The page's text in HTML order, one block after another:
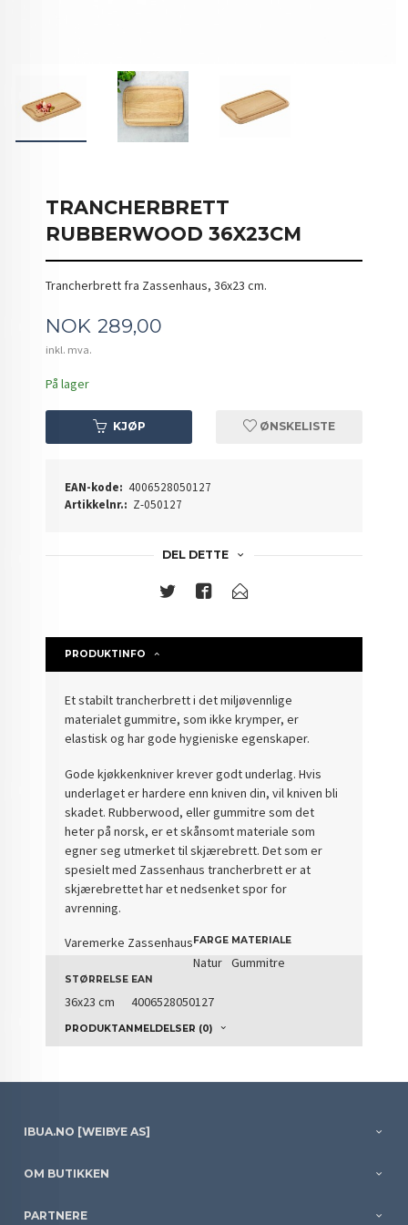
TRANCHERBRETT
RUBBERWOOD 36X23CM
Trancherbrett fra Zassenhaus, 36x23 cm.
Pris
NOK 289,00
inkl. mva.
På lager
KJØP ØNSKELISTE
EAN-kode: 4006528050127
Artikkelnr.: Z-050127
DEL DETTE
PRODUKTINFO
Et stabilttrancherbretti det miljøvennlige
materialet gummitre, som ikke krymper, er
elastisk og har gode hygieniske egenskaper.
Gode ​​kjøkkenkniver krever godt underlag. Hvis
underlaget er hardere enn kniven din, vil kniven bli
skadet. Rubberwood, eller gummitre som det
heter på norsk, er et skånsomt materiale som
egner seg utmerket til skjærebrett. Det som er
spesielt med Zassenhaus trancherbrett er at
skjærebrettet har et nedsenket spor for
avrenning.
Varemerke Zassenhaus FARGE
Natur
MATERIALE
Gummitre
STØRRELSE
36x23 cm
EAN
4006528050127
PRODUKTANMELDELSER (0)
IBUA.NO [WEIBYE AS]
OM BUTIKKEN
PARTNERE